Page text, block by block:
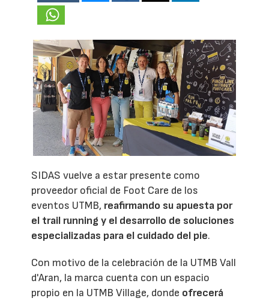
SIDAS vuelve a estar presente como
proveedor oficial de Foot Care de los
eventos UTMB, reafirmando su apuesta por
el trail running y el desarrollo de soluciones
especializadas para el cuidado del pie.
Con motivo de la celebración de la UTMB Vall
d'Aran, la marca cuenta con un espacio
propio en la UTMB Village, donde ofrecerá